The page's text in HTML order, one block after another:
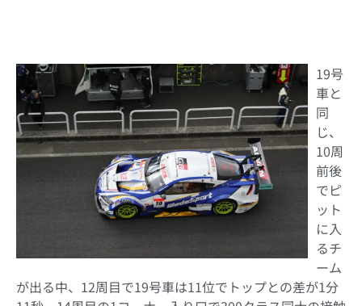
19号
車と
同
じ、
10周
前後
でピ
ット
に入
るチ
ーム
が出る中、12周目で19号車は11位でトップとの差が1分